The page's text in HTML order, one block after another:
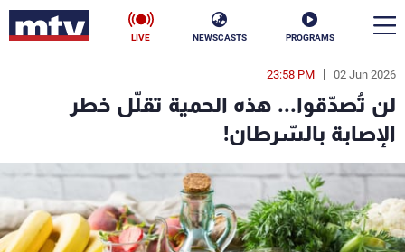
PROGRAMS
NEWSCASTS
LIVE
02 Jun 2026
23:58 PM
لن تُصدّقوا... هذه الحمية تقلّل خطر
الإصابة بالسّرطان!
en
الأخبار
سياسة ناس
إقتصاد فن